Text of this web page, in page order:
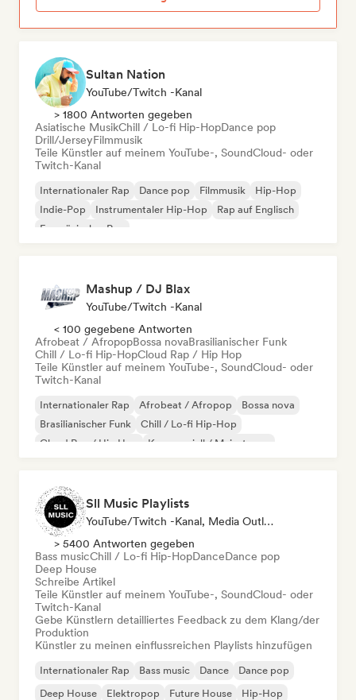
Sultan Nation
YouTube/Twitch -Kanal
> 1800 Antworten gegeben
Asiatische MusikChill / Lo-fi Hip-HopDance pop
Drill/JerseyFilmmusik
Teile Künstler auf meinem YouTube-, SoundCloud- oder
Twitch-Kanal
Internationaler Rap Dance pop Filmmusik
Hip-Hop
Indie-Pop
Instrumentaler Hip-Hop
Rap auf Englisch
Französischer Rap
Mashup / DJ Blax
YouTube/Twitch -Kanal
< 100 gegebene Antworten
Afrobeat / AfropopBossa novaBrasilianischer Funk
Chill / Lo-fi Hip-HopCloud Rap / Hip Hop
Teile Künstler auf meinem YouTube-, SoundCloud- oder
Twitch-Kanal
Internationaler Rap Afrobeat / Afropop
Bossa nova
Brasilianischer Funk
Chill / Lo-fi Hip-Hop
Cloud Rap / Hip Hop
Kommerziell / Mainstream
Sll Music Playlists
YouTube/Twitch -Kanal, Media Outlet/Journalist, Playlist-Kurator, Sound Experte
> 5400 Antworten gegeben
Bass musicChill / Lo-fi Hip-HopDanceDance pop
Deep House
Schreibe Artikel
Teile Künstler auf meinem YouTube-, SoundCloud- oder
Twitch-Kanal
Gebe Künstlern detailliertes Feedback zu dem Klang/der
Produktion
Künstler zu meinen einflussreichen Playlists hinzufügen
Internationaler Rap Bass music Dance
Dance pop
Deep House
Elektropop Future House Hip-Hop